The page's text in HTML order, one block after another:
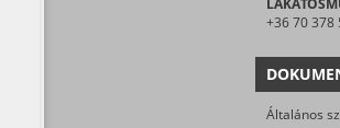
+36 70 378